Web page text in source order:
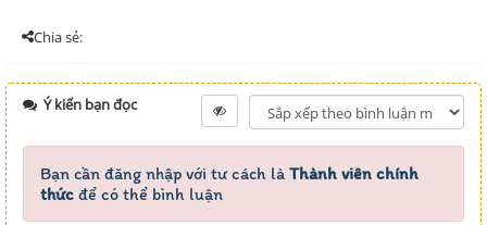
Chia sẻ:
Ý kiến bạn đọc
Bạn cần đăng nhập với tư cách là Thành viên chính
thức để có thể bình luận